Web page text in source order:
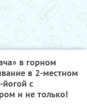
в горном
в 2-местном
йогой с
и не только!